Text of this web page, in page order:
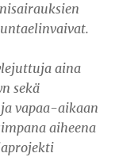
aina
sekä
vapaa-aikaan
aiheena